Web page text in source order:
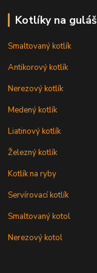
Kotlíky na guláš
Smaltovaný kotlík
Antikorový kotlík
Nerezový kotlík
Medený kotlík
Liatinový kotlík
Železný kotlík
Kotlík na ryby
Servírovací kotlík
Smaltovaný kotol
Nerezový kotol